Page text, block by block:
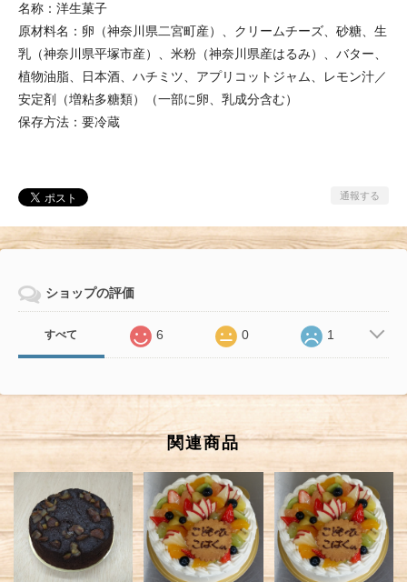
名称：洋生菓子
原材料名：卵（神奈川県二宮町産）、クリームチーズ、砂糖、生
乳（神奈川県平塚市産）、米粉（神奈川県産はるみ）、バター、
植物油脂、日本酒、ハチミツ、アプリコットジャム、レモン汁／
安定剤（増粘多糖類）（一部に卵、乳成分含む）
保存方法：要冷蔵
通報する
ショップの評価
すべて 6 0 1
関連商品